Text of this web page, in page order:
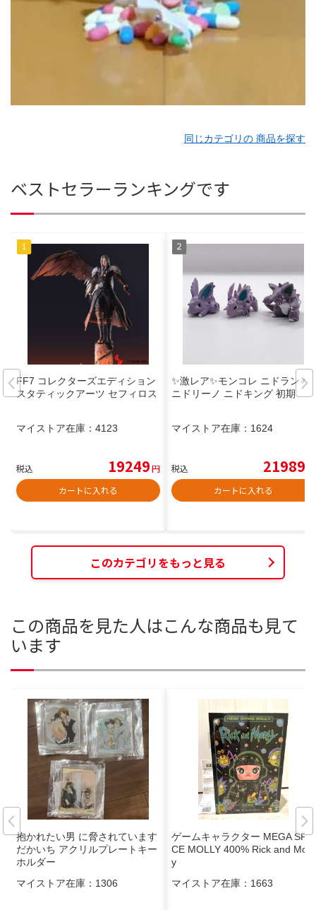
同じカテゴリの 商品を探す
ベストセラーランキングです
FF7 コレクターズエディション
スタティックアーツ セフィロス
マイストア在庫： 4123
税込 19249円
カートに入れる
✨激レア✨モンコレ ニドラン♂
ニドリーノ ニドキング 初期
マイストア在庫： 1624
税込 21989
カートに入れる
このカテゴリをもっと見る
この商品を見た人はこんな商品も見て
います
抱かれたい男 に脅されています
だかいち アクリルプレートキー
ホルダー
マイストア在庫： 1306
ゲームキャラクター MEGA SPA
CE MOLLY 400% Rick and Mort
y
マイストア在庫： 1663